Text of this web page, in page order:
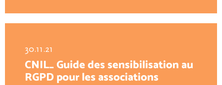
30.11.21
CNIL_ Guide des sensibilisation au
RGPD pour les associations